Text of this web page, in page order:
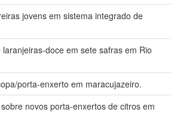
jovens em sistema integrado de
doce em sete safras em Rio
porta-enxerto em maracujazeiro.
novos porta-enxertos de citros em